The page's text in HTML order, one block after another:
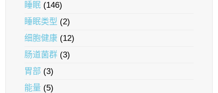
睡眠 (146)
睡眠类型 (2)
细胞健康 (12)
肠道菌群 (3)
胃部 (3)
能量 (5)